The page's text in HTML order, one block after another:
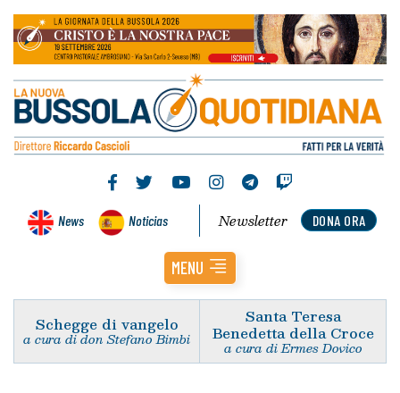
News Noticias DONA ORA
Newsletter
MENU
Schegge di vangelo
a cura di don Stefano Bimbi
Santa Teresa
Benedetta della Croce
a cura di Ermes Dovico